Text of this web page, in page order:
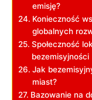
emisję?
Konieczność
globalnych
Społeczność‌
bezemisyjności
Jak
miast?
Bazowanie na